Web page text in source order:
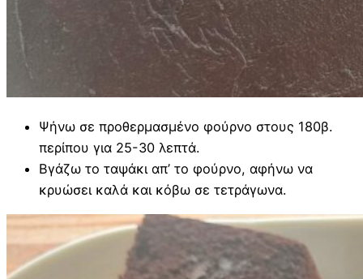
Ψήνω σε προθερμασμένο φούρνο στους 180β.
περίπου για 25-30 λεπτά.
Βγάζω το ταψάκι απ’ το φούρνο, αφήνω να
κρυώσει καλά και κόβω σε τετράγωνα.